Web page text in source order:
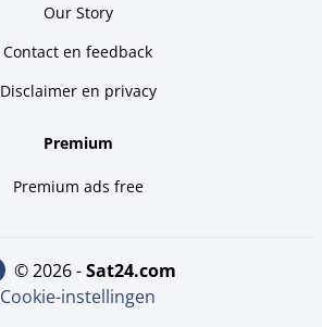
Our Story
Contact en feedback
Disclaimer en privacy
Premium
Premium ads free
© 2026 - sat24.com
Cookie-instellingen